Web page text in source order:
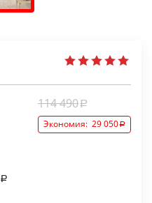
114 490
Экономия: 29 050